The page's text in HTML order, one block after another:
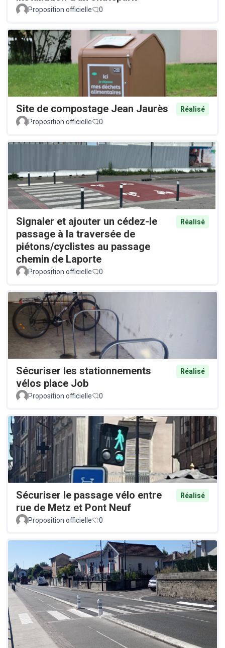
Proposition officielle 0
Site de compostage Jean Jaurès
Réalisé
Proposition officielle
0
Signaler et ajouter un cédez-le
passage à la traversée de
piétons/cyclistes au passage
chemin de Laporte
Réalisé
Proposition officielle 0
Sécuriser les stationnements
vélos place Job
Réalisé
Proposition officielle 0
Sécuriser le passage vélo entre
rue de Metz et Pont Neuf
Réalisé
Proposition officielle 0